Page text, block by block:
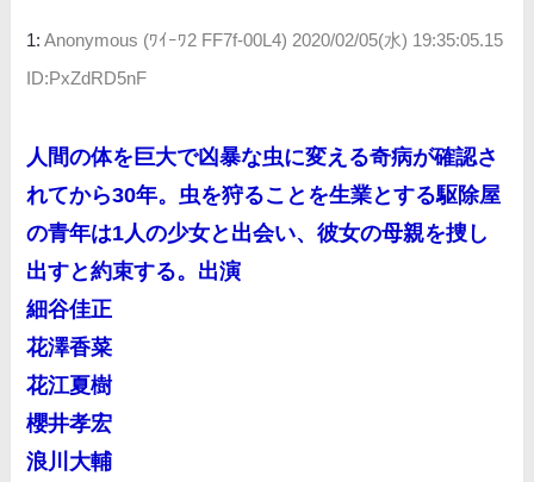
1:Anonymous (ﾜｲｰﾜ2 FF7f-00L4) 2020/02/05(水) 19:35:05.15
ID:PxZdRD5nF
人間の体を巨大で凶暴な虫に変える奇病が確認さ
れてから30年。虫を狩ることを生業とする駆除屋
の青年は1人の少女と出会い、彼女の母親を捜し
出すと約束する。出演
細谷佳正
花澤香菜
花江夏樹
櫻井孝宏
浪川大輔